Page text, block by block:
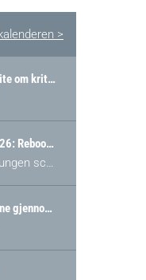
>
Arendalsuka: Alt du trenger å vite om kritiske og strategiske verdikjeder i Norge
Arendalsuka Global Outlook 2026: Rebooting Democracy for a New World Order
Arendal Kulturhus, Store Torungen scene
Arendalsuka: Kutter vi utslippene gjennom omstilling – eller tap av industri?